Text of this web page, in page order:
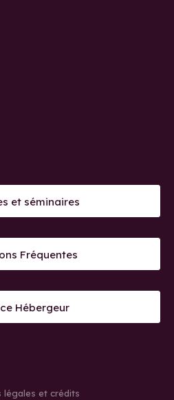
et séminaires
Fréquentes
Hébergeur
légales et crédits